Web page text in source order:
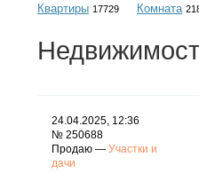
Квартиры 17729 Комната
24.04.2025, 12:36
№ 250688
Продаю — Участки и
дачи